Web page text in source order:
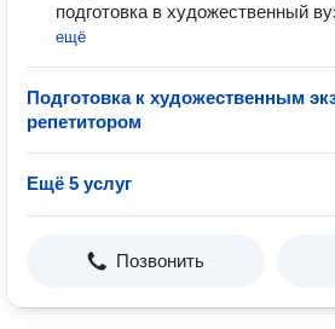
подготовка в художественный
ещё
Подготовка к художественным
репетитором
Ещё 5 услуг
Позвонить